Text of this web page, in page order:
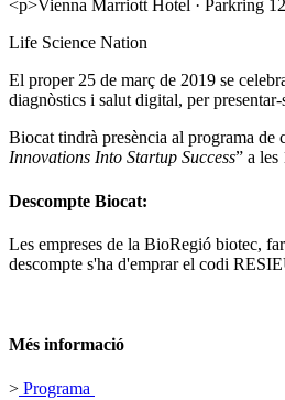
<p>Vienna Marriott Hotel · Parkring
Life Science Nation
El proper 25 de març de 2019 se
diagnòstics i salut digital, per presentar-
Biocat tindrà presència al programa
Innovations Into Startup Success” a les
Descompte Biocat:
Les empreses de la BioRegió biotec,
descompte s'ha d'emprar el codi
Més informació
> Programa